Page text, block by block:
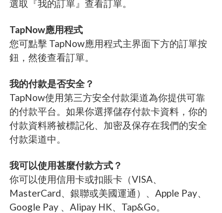
選取『我的訂單』查看訂單。
TapNow應用程式
您可點擊 TapNow應用程式主界面下方的訂單按
鈕，然後查看訂單。
我的付款是否安全？
TapNow使用第三方安全付款渠道為你提供可靠
的付款平台。如果你選擇儲存付款卡資料，你的
付款資料將被標記化、加密及保存在我們的安全
付款渠道中。
我可以使用甚麼付款方式？
你可以使用信用卡或扣賬卡（VISA、
MasterCard、銀聯或美國運通）、Apple Pay、
Google Pay 、Alipay HK、Tap&Go。